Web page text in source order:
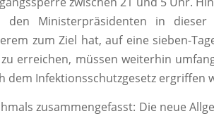
den Ministerpräsidenten in
zum Ziel hat, auf eine sieben-
erreichen, müssen weiterhin
dem Infektionsschutzgesetz ergriffen
zusammengefasst: Die neue